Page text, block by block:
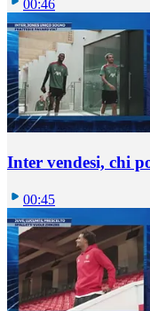
00:46
Inter vendesi, chi
00:45